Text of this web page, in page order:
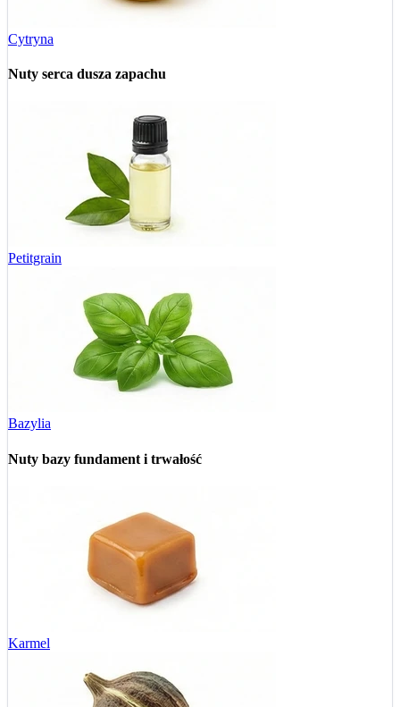
Cytryna
Nuty serca dusza zapachu
Petitgrain
Bazylia
Nuty bazy fundament i trwałość
Karmel